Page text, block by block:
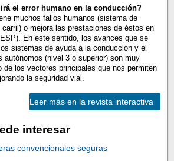
el error humano en la conducción?
muchos fallos humanos (sistema de
o mejora las prestaciones de éstos en
En este sentido, los avances que se
sistemas de ayuda a la conducción y el
autónomos (nivel 3 o superior) son muy
de los vectores principales que nos permiten
la seguridad vial.
Leer más en la revista interactiva
interesar
convencionales seguras